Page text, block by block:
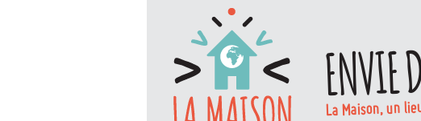
ENVIE
La Maison, un